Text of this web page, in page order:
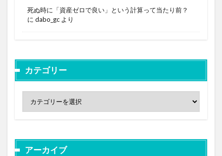
死ぬ時に「資産ゼロで良い」という計算って当たり前？
に dabo_gc より
カテゴリー
アーカイブ